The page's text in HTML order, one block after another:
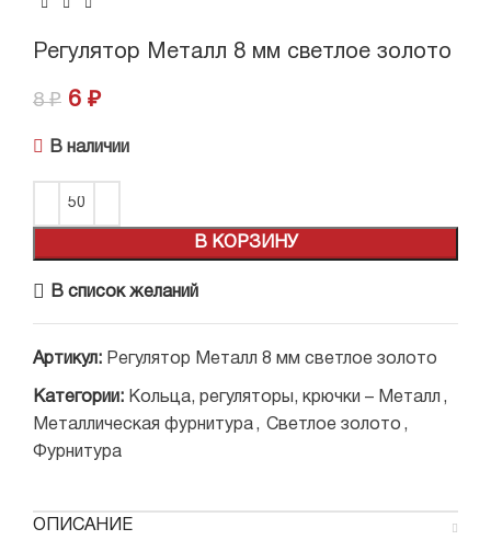
Регулятор Металл 8 мм светлое золото
8₽ 6 ₽
В наличии
В КОРЗИНУ
В список желаний
Артикул: Регулятор Металл 8 мм светлое золото
Категории: Кольца, регуляторы, крючки – Металл ,
Металлическая фурнитура , Светлое золото ,
Фурнитура
ОПИСАНИЕ